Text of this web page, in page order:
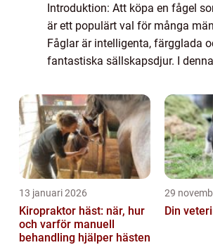
Introduktion: Att köpa en fågel
är ett populärt val för många
Fåglar är intelligenta, färgglada
fantastiska sällskapsdjur. I
översikt av köpet av fåglar och
13 januari 2026
Kiropraktor häst: när, hur
och varför manuell
behandling hjälper hästen
29
Din